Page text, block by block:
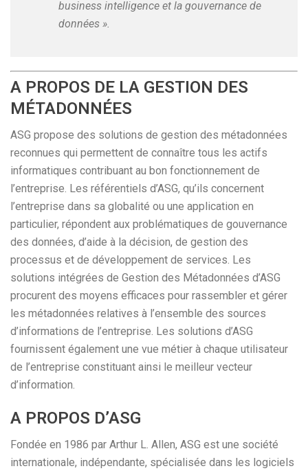
business intelligence et la gouvernance de
données ».
A PROPOS DE LA GESTION DES
MÉTADONNÉES
ASG propose des solutions de gestion des métadonnées
reconnues qui permettent de connaître tous les actifs
informatiques contribuant au bon fonctionnement de
l’entreprise. Les référentiels d’ASG, qu’ils concernent
l’entreprise dans sa globalité ou une application en
particulier, répondent aux problématiques de gouvernance
des données, d’aide à la décision, de gestion des
processus et de développement de services. Les
solutions intégrées de Gestion des Métadonnées d’ASG
procurent des moyens efficaces pour rassembler et gérer
les métadonnées relatives à l’ensemble des sources
d’informations de l’entreprise. Les solutions d’ASG
fournissent également une vue métier à chaque utilisateur
de l’entreprise constituant ainsi le meilleur vecteur
d’information.
A PROPOS D’ASG
Fondée en 1986 par Arthur L. Allen, ASG est une société
internationale, indépendante, spécialisée dans les logiciels